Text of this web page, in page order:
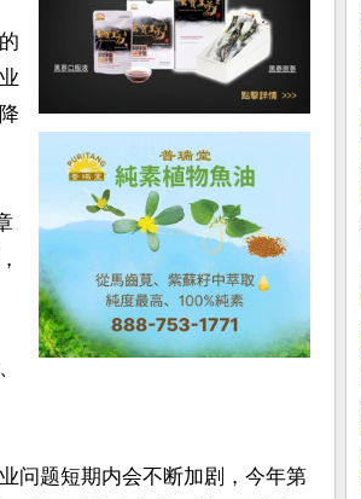
问题短期内会不断加剧，今年第